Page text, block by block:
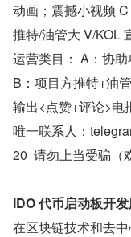
动画；震撼小视频
推特/油管大 V/KOL
运营类目： A：协
B：项目方推特+油
输出<点赞+评论>电
唯一联系人：
20  请勿上当受骗（
IDO 代币启动板开
在区块链技术和去